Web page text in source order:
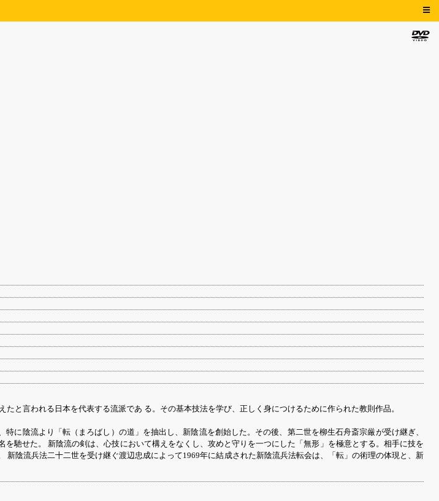
と言われる日本を代表する流派であ る。その基本技法を学び、正しく身につけるために作られた教則作品。
に陰流より「転（まろばし）の道」を抽出し、新陰流を創始した。その後、第二世を柳生石舟斎宗厳が受け継ぎ、
馳せた。 新陰流の剣は、心技において構えをなくし、攻めと守りを一つにした「無形」を極意とする。相手に技を
陰流兵法二十二世を受け継ぐ渡辺忠成によって1969年に結成された新陰流兵法転会は、「転」の術理の体現と、新